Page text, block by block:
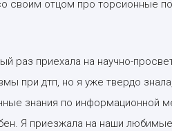
своим отцом про торсионные
раз приехала на научно-
при дтп, но я уже твердо
знания по информационной
Я приезжала на наши